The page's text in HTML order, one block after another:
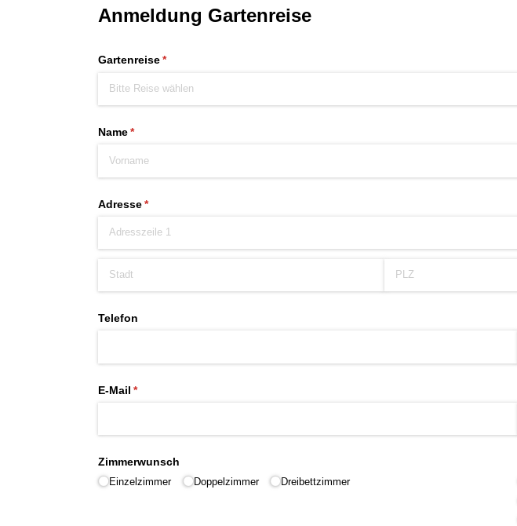
Anmeldung Gartenreise
Gartenreise*
(erforderlich)
Name*
(erforderlich)
Adresse*
(erforderlich)
Telefon
E-Mail *
(erforderlich)
Zimmerwunsch
Einzelzimmer Doppelzimmer Dreibettzimmer